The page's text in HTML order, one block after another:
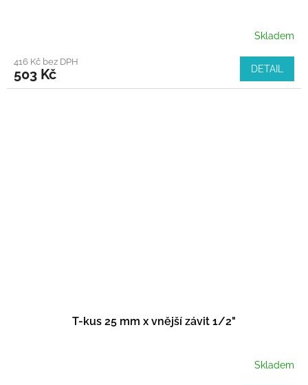
Skladem
416 Kč bez DPH
503 Kč DETAIL
T-kus 25 mm x vnější závit 1/2"
Skladem